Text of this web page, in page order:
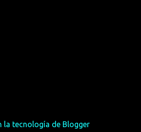
la tecnología de Blogger